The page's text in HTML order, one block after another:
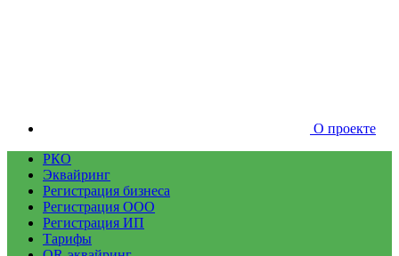
О проекте
РКО
Эквайринг
Регистрация бизнеса
Регистрация ООО
Регистрация ИП
Тарифы